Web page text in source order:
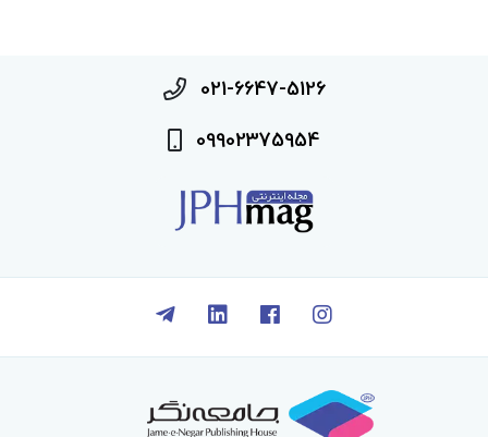
021-6647-5126
09902375954